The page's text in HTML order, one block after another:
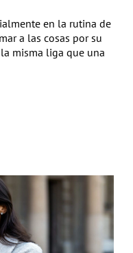
en la rutina de
a las cosas por su
misma liga que una